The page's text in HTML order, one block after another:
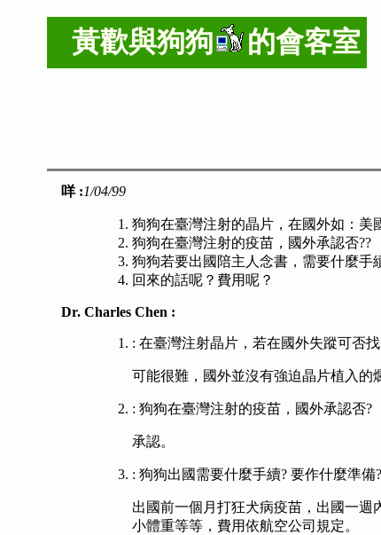
黃歡與狗狗
的會客室
咩 :1/04/99
狗狗在臺灣注射的晶片，在國外如：美
狗狗在臺灣注射的疫苗，國外承認否??
狗狗若要出國陪主人念書，需要什麼手
回來的話呢？費用呢？
Dr. Charles Chen :
: 在臺灣注射晶片，若在國外失蹤可否
可能很難，國外並沒有強迫晶片植入的
: 狗狗在臺灣注射的疫苗，國外承認否?
承認。
: 狗狗出國需要什麼手續? 要作什麼準備
出國前一個月打狂犬病疫苗，出國一
小體重等等，費用依航空公司規定。